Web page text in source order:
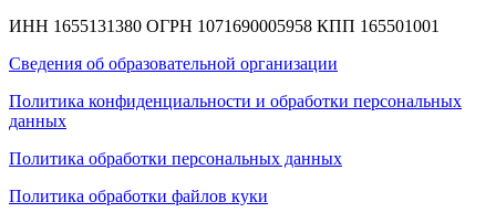
ИНН 1655131380 ОГРН 1071690005958 КПП 165501001
Сведения об образовательной организации
Политика конфиденциальности и обработки персональных
данных
Политика обработки персональных данных
Политика обработки файлов куки